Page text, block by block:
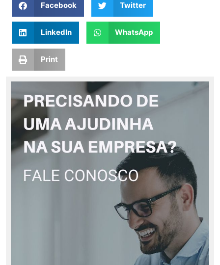
Facebook Twitter
LinkedIn WhatsApp
Print